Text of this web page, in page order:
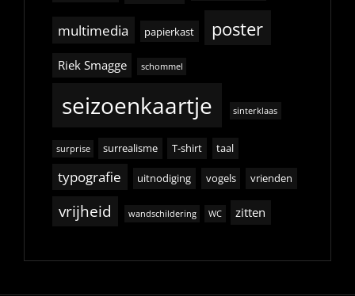
multimedia papierkast poster
Riek Smagge schommel
seizoenkaartje sinterklaas
surprise surrealisme T-shirt taal
typografie uitnodiging vogels vrienden
vrijheid wandschildering WC zitten